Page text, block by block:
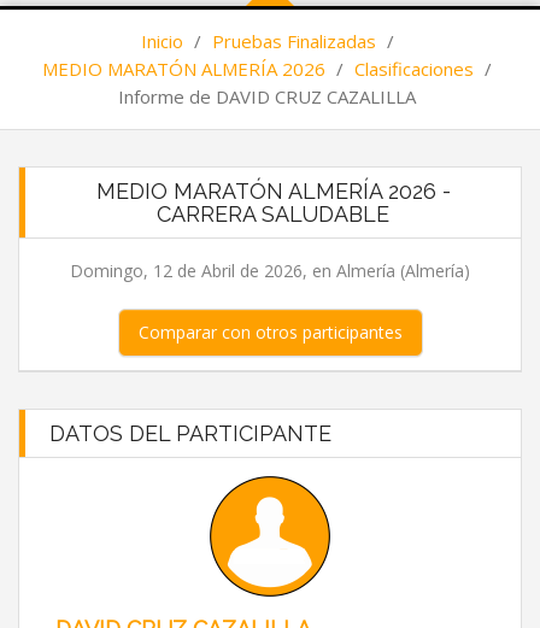
Inicio / Pruebas Finalizadas /
MEDIO MARATÓN ALMERÍA 2026 / Clasificaciones /
Informe de DAVID CRUZ CAZALILLA
MEDIO MARATÓN ALMERÍA 2026 -
CARRERA SALUDABLE
Domingo, 12 de Abril de 2026, en Almería (Almería)
Comparar con otros participantes
DATOS DEL PARTICIPANTE